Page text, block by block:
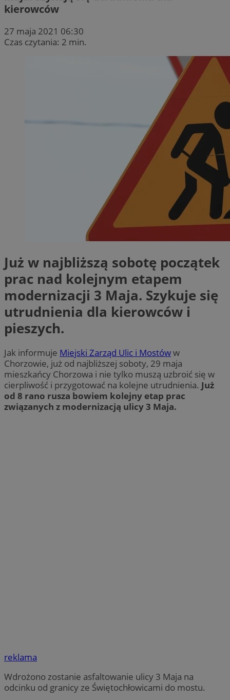
kierowców
27 maja 2021 06:30
Czas czytania: 2 min.
Już w najbliższą sobotę początek
prac nad kolejnym etapem
modernizacji 3 Maja. Szykuje się
utrudnienia dla kierowców i
pieszych.
Jak informuje Miejski Zarząd Ulic i Mostóww
Chorzowie, już od najbliższej soboty, 29 maja
mieszkańcy Chorzowa i nie tylko muszą uzbroić się w
cierpliwość i przygotować na kolejne utrudnienia. Już
od 8 rano rusza bowiem kolejny etap prac
związanych z modernizacją ulicy 3 Maja.
reklama
Wdrożono zostanie asfaltowanie ulicy 3 Maja na
odcinku od granicy ze Świętochłowicami do mostu.